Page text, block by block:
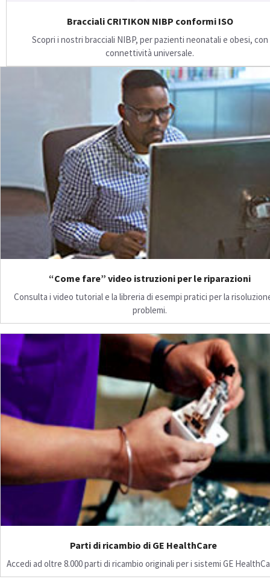
Bracciali CRITIKON NIBP conformi ISO
Scopri i nostri bracciali NIBP, per pazienti neonatali e obesi, con
connettività universale.
“Come fare” video istruzioni per le riparazioni
Consulta i video tutorial e la libreria di esempi pratici per la
problemi.
Parti di ricambio di GE HealthCare
Accedi ad oltre 8.000 parti di ricambio originali per i sistemi GE